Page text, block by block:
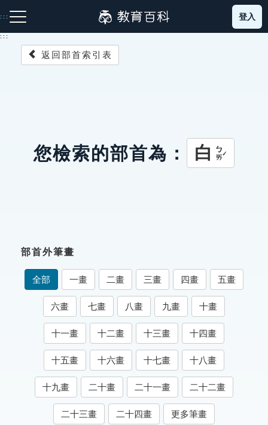
到
主
:::
成語故事
索引選單
知識索引
單字索引
生命大百科索引
遊戲專區
登入
:::
返回部首索引表
您檢索的部首為： 白 ㄅㄞˊ
部首外筆畫
全部 一畫 二畫 三畫 四畫 五畫
六畫 七畫 八畫 九畫 十畫
十一畫 十二畫 十三畫 十四畫
十五畫 十六畫 十七畫 十八畫
十九畫 二十畫 二十一畫 二十二畫
二十三畫 二十四畫 更多筆畫